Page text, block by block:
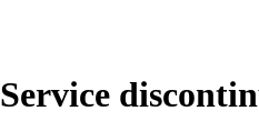
Service